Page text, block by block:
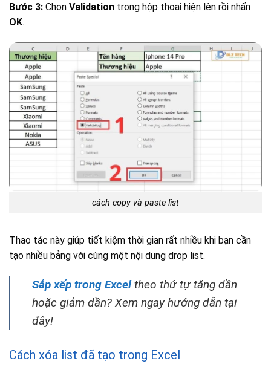
Bước 3: Chọn Validation trong hộp thoại hiện lên rồi nhấn
OK.
cách copy và paste list
Thao tác này giúp tiết kiệm thời gian rất nhiều khi bạn cần
tạo nhiều bảng với cùng một nội dung drop list.
Sắp xếp trong Exceltheo thứ tự tăng dần
hoặc giảm dần? Xem ngay hướng dẫn tại
đây!
Cách xóa list đã tạo trong Excel